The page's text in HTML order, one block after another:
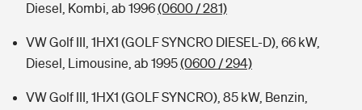
Kinderunfall-Check: Mehr Sicherheit für deine Kids
Typklassen: So ist Ihr Auto eingestuft
Sie haben Fragen?
Diesel, Kombi, ab 1996(0600 / 281)
VW Golf III, 1HX1 (GOLF SYNCRO DIESEL-D), 66 kW,
Diesel, Limousine, ab 1995(0600 / 294)
VW Golf III, 1HX1 (GOLF SYNCRO), 85 kW, Benzin,